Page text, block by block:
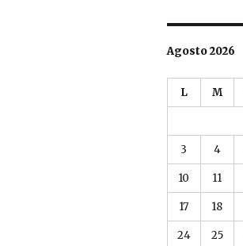
Agosto 2026
L M
3 4
10 11
17 18
24 25